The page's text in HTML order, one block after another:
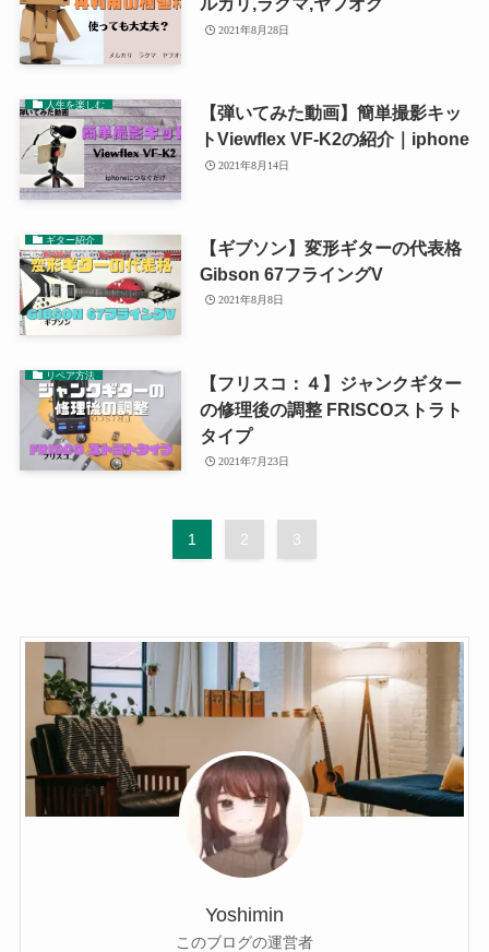
2021年8月28日
人生を楽しむ
【弾いてみた動画】簡単撮影キッ
トViewflex VF-K2の紹介｜iphone
2021年8月14日
ギター紹介
【ギブソン】変形ギターの代表格
Gibson 67フライングV
2021年8月8日
リペア方法
【フリスコ：４】ジャンクギター
の修理後の調整 FRISCOストラト
タイプ
2021年7月23日
1 2 3
Yoshimin
このブログの運営者